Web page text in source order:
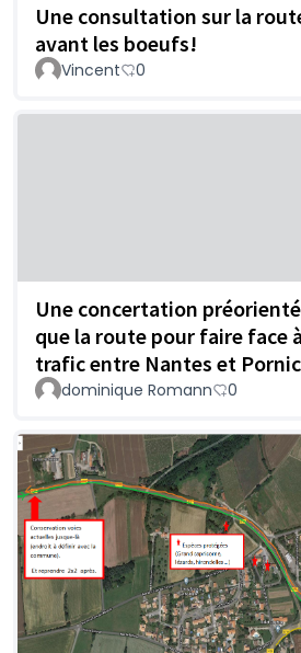
Une consultation sur la
avant les boeufs!
Vincent 0
Une concertation
que la route pour faire face
trafic entre Nantes et Pornic
dominique Romann 0